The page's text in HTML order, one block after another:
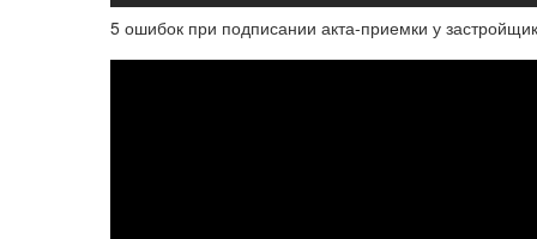
5 ошибок при подписании акта-приемки у